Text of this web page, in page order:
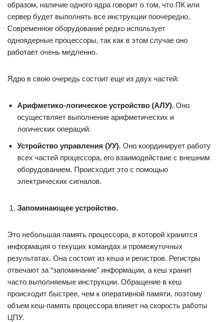
образом, наличие одного ядра говорит о том, что ПК или
сервер будет выполнять все инструкции поочередно.
Современное оборудование редко использует
одноядерные процессоры, так как в этом случае оно
работает очень медленно.
Ядро в свою очередь состоит еще из двух частей:
Арифметико-логическое устройство (АЛУ). Оно
осуществляет выполнение арифметических и
логических операций.
Устройство управления (УУ). Оно координирует работу
всех частей процессора, его взаимодействие с внешним
оборудованием. Происходит это с помощью
электрических сигналов.
Запоминающее устройство.
Это небольшая память процессора, в которой хранится
информация о текущих командах и промежуточных
результатах. Она состоит из кеша и регистров. Регистры
отвечают за “запоминание” информации, а кеш хранит
часто выполняемые инструкции. Обращение в кеш
происходит быстрее, чем к оперативной памяти, поэтому
объем кеш-память процессора влияет на скорость работы
ЦПУ.